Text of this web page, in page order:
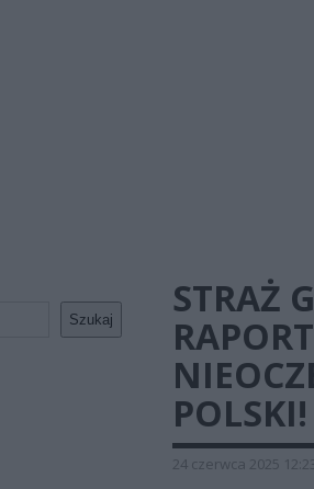
Szukaj
STRAŻ
POLSKI!
24 czerwca 2025